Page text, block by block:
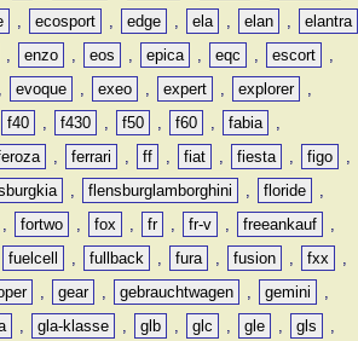
, ecosport , edge , ela , elan , elantra
, enzo , eos , epica , eqc , escort
,
, evoque , exeo , expert , explorer
,
f40 , f430 , f50 , f60 , fabia
,
, ferrari , ff , fiat , fiesta , figo
,
, flensburglamborghini , floride
,
, fortwo , fox , fr , fr-v , freeankauf
,
fuelcell , fullback , fura , fusion , fxx
,
, gear , gebrauchtwagen , gemini
,
, gla-klasse , glb , glc , gle , gls
,